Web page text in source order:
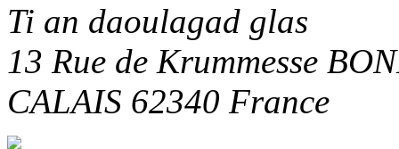
Ti an daoulagad glas
13 Rue de Krummesse
CALAIS 62340 France